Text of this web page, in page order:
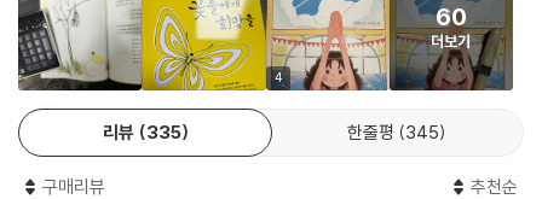
4
60
더보기
리뷰 335 한줄평 345
구매리뷰 추천순